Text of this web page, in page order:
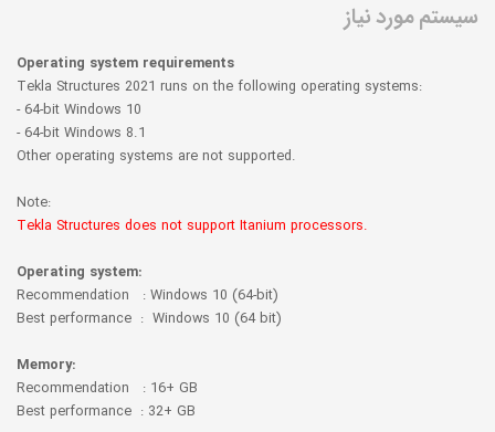
سیستم مورد نیاز
Operating system requirements
Tekla Structures 2021 runs on the following operating systems:
- 64-bit Windows 10
- 64-bit Windows 8.1
Other operating systems are not supported.
Note:
Tekla Structures does not support Itanium processors.
Operating system:
Recommendation : Windows 10 (64-bit)
Best performance : Windows 10 (64 bit)
Memory:
Recommendation : 16+ GB
Best performance : 32+ GB